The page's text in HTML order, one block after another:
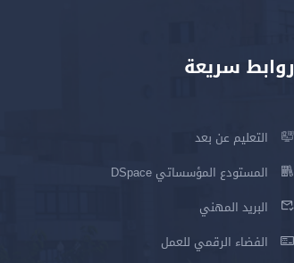
روابط سريعة
التعليم عن بعد
المستودع المؤسساتي DSpace
البريد المهني
الفضاء الرقمي للعمل